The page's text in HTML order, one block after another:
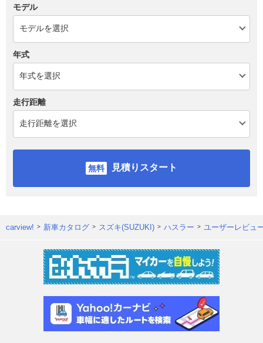
モデル
年式
走行距離
見積りスタート
carview! 新車カタログ スズキ(SUZUKI) ハスラー ユーザーレビュ